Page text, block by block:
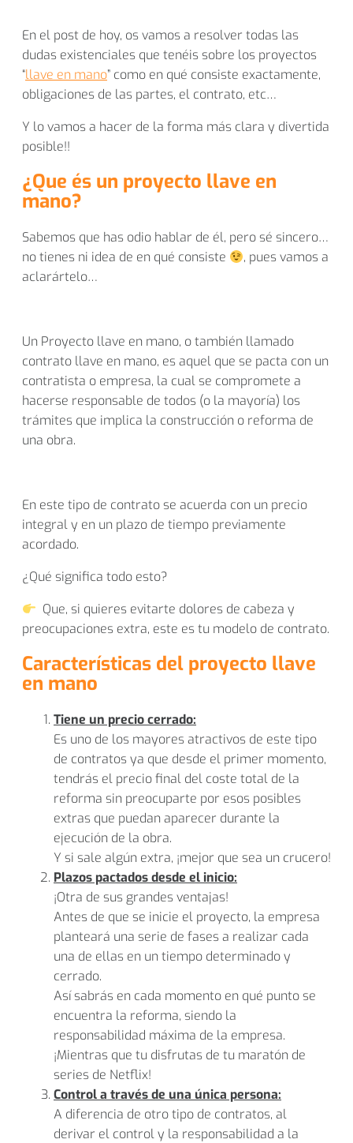
En el post de hoy, os vamos a resolver todas las
dudas existenciales que tenéis sobre los proyectos
“llave en mano” como en qué consiste exactamente,
obligaciones de las partes, el contrato, etc…
Y lo vamos a hacer de la forma más clara y divertida
posible!!
¿Que és un proyecto llave en
mano?
Sabemos que has odio hablar de él, pero sé sincero…
no tienes ni idea de en qué consiste
, pues vamos a
aclarártelo…
Un Proyecto llave en mano, o también llamado
contrato llave en mano, es aquel que se pacta con un
contratista o empresa, la cual se compromete a
hacerse responsable de todos (o la mayoría) los
trámites que implica la construcción o reforma de
una obra.
En este tipo de contrato se acuerda con un precio
integral y en un plazo de tiempo previamente
acordado.
¿Qué significa todo esto?
Que, si quieres evitarte dolores de cabeza y
preocupaciones extra, este es tu modelo de contrato.
Características del proyecto llave
en mano
Tiene un precio cerrado:
Es uno de los mayores atractivos de este tipo
de contratos ya que desde el primer momento,
tendrás el precio final del coste total de la
reforma sin preocuparte por esos posibles
extras que puedan aparecer durante la
ejecución de la obra.
Y si sale algún extra, ¡mejor que sea un crucero!
Plazos pactados desde el inicio:
¡Otra de sus grandes ventajas!
Antes de que se inicie el proyecto, la empresa
planteará una serie de fases a realizar cada
una de ellas en un tiempo determinado y
cerrado.
Así sabrás en cada momento en qué punto se
encuentra la reforma, siendo la
responsabilidad máxima de la empresa.
¡Mientras que tu disfrutas de tu maratón de
series de Netflix!
Control a través de una única persona:
A diferencia de otro tipo de contratos, al
derivar el control y la responsabilidad a la